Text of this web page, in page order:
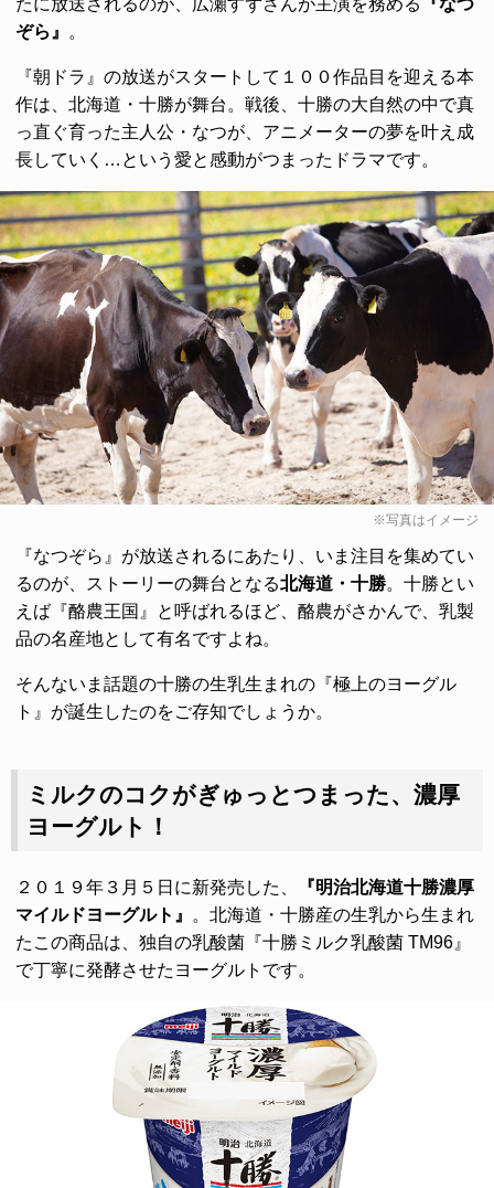
たに放送されるのが、広瀬すずさんが主演を務める
『なつ
ぞら』
。
『朝ドラ』の放送がスタートして１００作品目を迎える本
作は、北海道・十勝が舞台。戦後、十勝の大自然の中で真
っ直ぐ育った主人公・なつが、アニメーターの夢を叶え成
長していく…という愛と感動がつまったドラマです。
※写真はイメージ
『なつぞら』が放送されるにあたり、いま注目を集めてい
るのが、ストーリーの舞台となる北海道・十勝。十勝とい
えば『酪農王国』と呼ばれるほど、酪農がさかんで、乳製
品の名産地として有名ですよね。
そんないま話題の十勝の生乳生まれの『極上のヨーグル
ト』が誕生したのをご存知でしょうか。
ミルクのコクがぎゅっとつまった、濃厚
ヨーグルト！
２０１９年３月５日に新発売した、
『明治北海道十勝濃厚
マイルドヨーグルト』
。北海道・十勝産の生乳から生まれ
たこの商品は、独自の乳酸菌『十勝ミルク乳酸菌 TM96』
で丁寧に発酵させたヨーグルトです。